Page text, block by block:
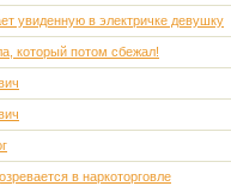
увиденную в электричке девушку
который потом сбежал!
в наркоторговле